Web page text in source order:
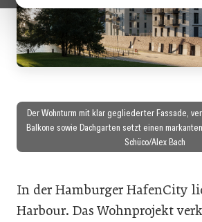
Der Wohnturm mit klar gegliederter Fassade,
Balkone sowie Dachgarten setzt einen
Schüco/Alex Bach
In der Hamburger HafenCity
Harbour. Das Wohnprojekt